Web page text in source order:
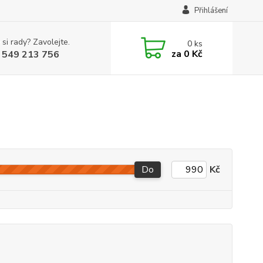
Přihlášení
rady? Zavolejte.
213 756
0ks
za 0 Kč
Do Kč